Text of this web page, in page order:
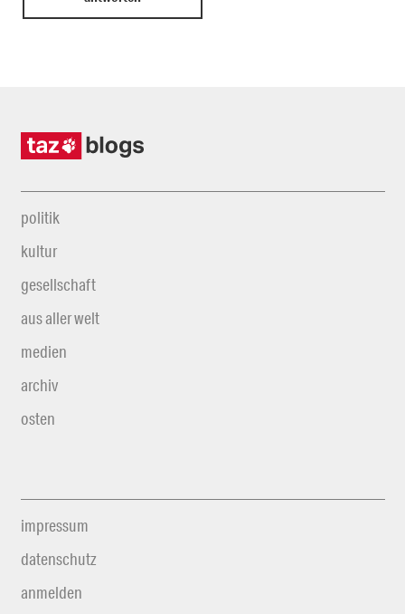
politik
kultur
gesellschaft
aus aller welt
medien
archiv
osten
impressum
datenschutz
anmelden